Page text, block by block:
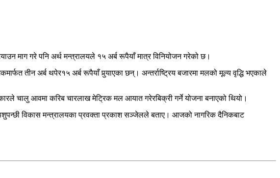
माग गरे पनि अर्थ मन्त्रालयले १५ अर्ब रूपैयाँ मात्र विनियोजन गरेको छ।
तीन अर्ब थपेर१५ अर्ब रूपैयाँ पुर्‍याएका छन्। अन्तर्राष्ट्रिय बजारमा मलको मूल्य वृद्धि भएकाले
चालु आवमा करिब चारलाख मेट्रिक मल आयात गरेरबिक्री गर्ने योजना बनाएको थियो।
पशुपन्छी विकास मन्त्रालयका प्रवक्ता प्रकाश सञ्जेलले बताए। आजको नागरिक दैनिकबाट